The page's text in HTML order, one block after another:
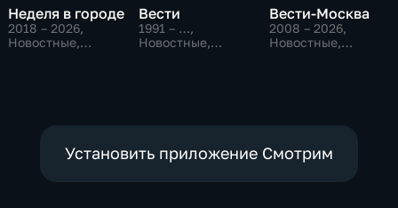
Неделя в городе
2018 – 2026,
Новостные,
Вести
1991 – …,
Новостные,
Вести-Москва
2008 – 2026,
Новостные,
Установить приложение Смотрим